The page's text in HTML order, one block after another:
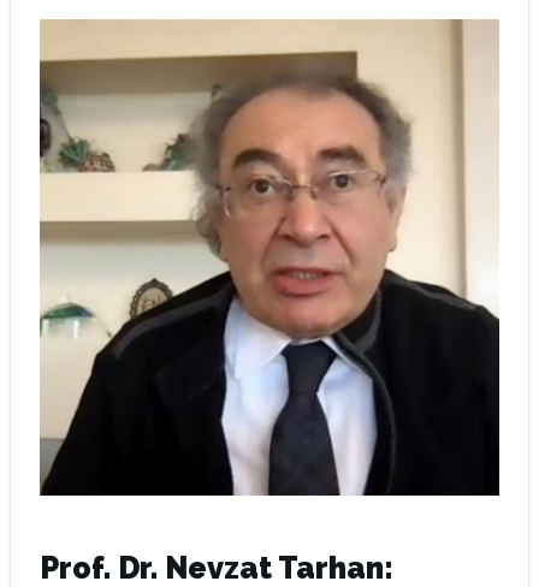
Prof. Dr. Nevzat Tarhan: